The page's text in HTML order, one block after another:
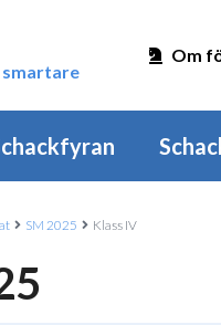
smartare
Om
SM 2025 Klass IV